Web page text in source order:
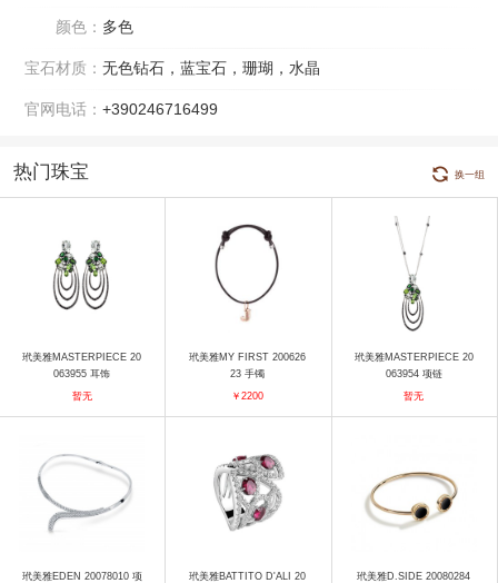
颜色： 多色
宝石材质： 无色钻石，蓝宝石，珊瑚，水晶
官网电话： +390246716499
热门珠宝 换一组
玳美雅MASTERPIECE 20
063955 耳饰
暂无
玳美雅MY FIRST 200626
23 手镯
￥2200
玳美雅MASTERPIECE 20
063954 项链
暂无
玳美雅EDEN 20078010 项 玳美雅BATTITO D'ALI 20 玳美雅D.SIDE 20080284